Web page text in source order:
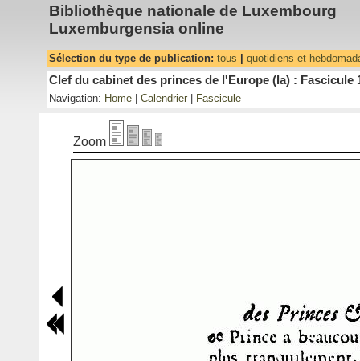
Bibliothèque nationale de Luxembourg
Luxemburgensia online
Sélection du type de publication: tous quotidiens et
Clef du cabinet des princes de l'Europe (la) : Fascicule
Navigation: Home Calendrier Fascicule
Zoom